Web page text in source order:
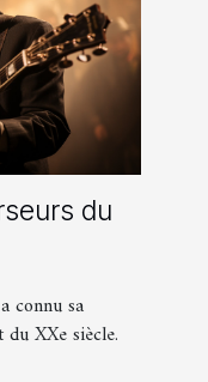
du
connu sa
XXe siècle.